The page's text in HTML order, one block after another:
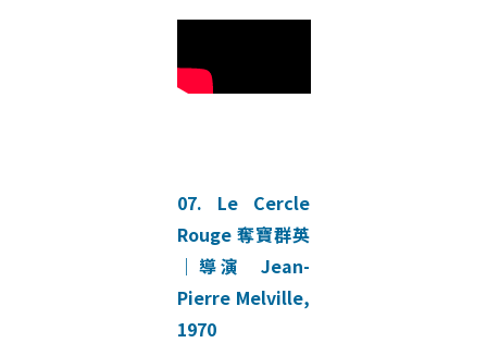
07. Le Cercle
Rouge 奪寶群英
｜導演 Jean-
Pierre Melville,
1970